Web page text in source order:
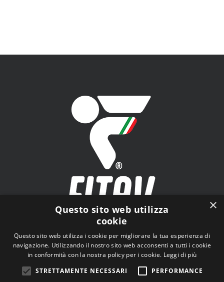
FITAV - Federazione Italiana Tiro a Volo - Viale Tiziano
n.74, 00196 Roma (RM)
×
Questo sito web utilizza
cookie
Questo sito web utilizza i cookie per migliorare la tua esperienza di
navigazione. Utilizzando il nostro sito web acconsenti a tutti i cookie
in conformità con la nostra policy per i cookie. Leggi di più
STRETTAMENTE NECESSARI
PERFORMANCE